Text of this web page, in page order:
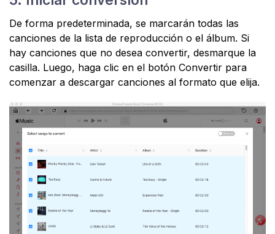
De forma predeterminada, se marcarán todas las
canciones de la lista de reproducción o el álbum. Si
hay canciones que no desea convertir, desmarque la
casilla. Luego, haga clic en el botón Convertir para
comenzar a descargar canciones al formato que elija.